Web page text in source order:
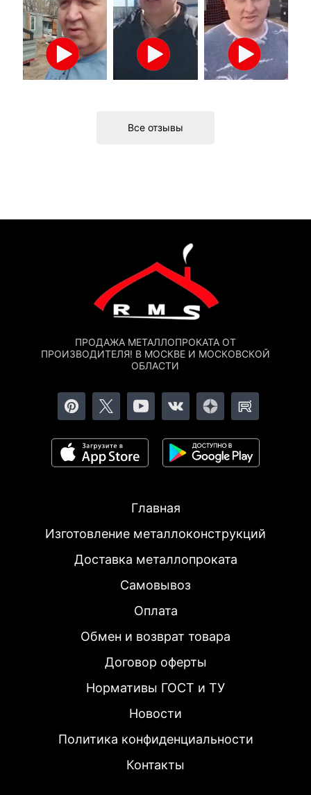
Все отзывы
ПРОДАЖА МЕТАЛЛОПРОКАТА ОТ
ПРОИЗВОДИТЕЛЯ! В МОСКВЕ И МОСКОВСКОЙ
ОБЛАСТИ
Главная
Изготовление металлоконструкций
Доставка металлопроката
Самовывоз
Оплата
Обмен и возврат товара
Договор оферты
Нормативы ГОСТ и ТУ
Новости
Политика конфиденциальности
Контакты